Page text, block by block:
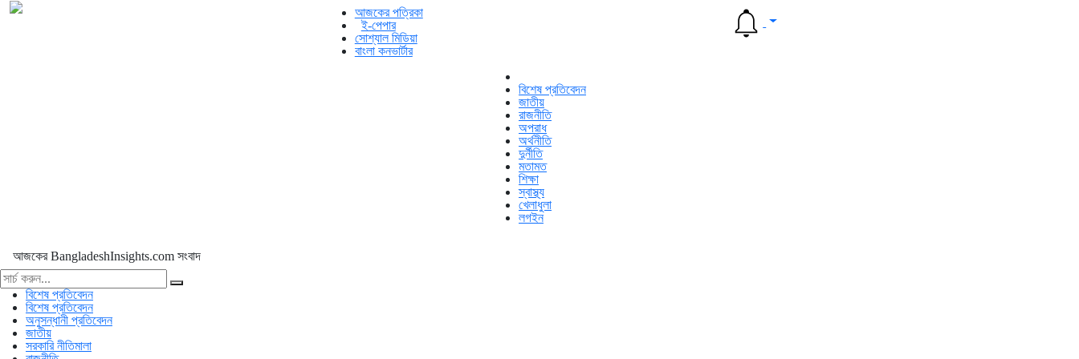
আজকের পত্রিকা
ই-পেপার
সোশ্যাল মিডিয়া
বাংলা কনভার্টার
বিশেষ প্রতিবেদন
জাতীয়
রাজনীতি
অপরাধ
অর্থনীতি
দুর্নীতি
মতামত
শিক্ষা
স্বাস্থ্য
খেলাধুলা
লগইন
আজকের BangladeshInsights.com সংবাদ
বিশেষ প্রতিবেদন
বিশেষ প্রতিবেদন
অনুসন্ধানী প্রতিবেদন
জাতীয়
সরকারি নীতিমালা